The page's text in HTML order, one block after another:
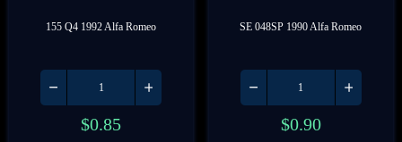
155 Q4 1992 Alfa Romeo
$0.85
SE 048SP 1990 Alfa Romeo
$0.90